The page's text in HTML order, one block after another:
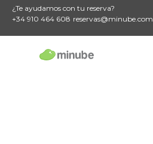
¿Te ayudamos con tu reserva?
+34 910 464 608 reservas@minube.com